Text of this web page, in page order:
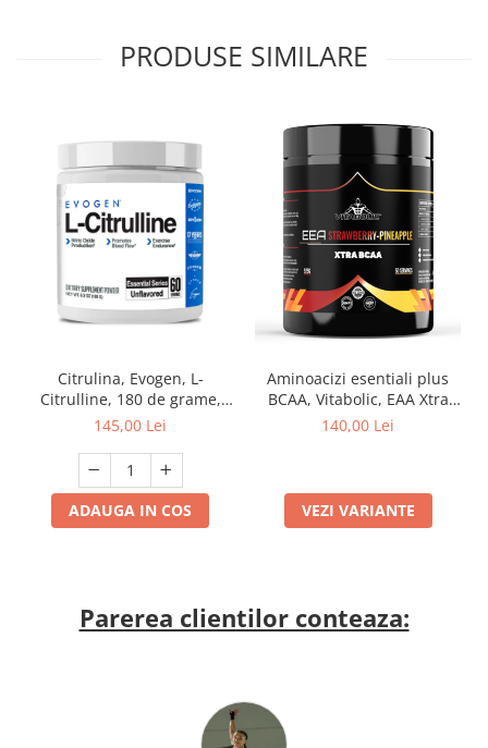
PRODUSE SIMILARE
Citrulina, Evogen, L-
Citrulline, 180 de grame,
pudra
145,00 Lei
ADAUGA IN COS
Aminoacizi esentiali plus
BCAA, Vitabolic, EAA Xtra
BCAA, 525 de grame, pudra
140,00 Lei
VEZI VARIANTE
Parerea clientilor conteaza: